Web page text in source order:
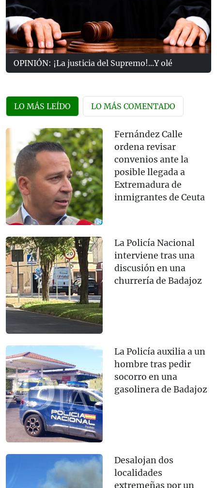
OPINIÓN: ¡La justicia del Supremo!...Y olé
LO MÁS LEÍDO LO MÁS COMENTADO
Fernández Calle
ordena revisar
convenios ante la
posible llegada a
Extremadura de
inmigrantes de Ceuta
La Policía Nacional
interviene tras una
discusión en una
churrería de Badajoz
La Policía auxilia a un
hombre tras pedir
socorro en una
gasolinera de Badajoz
Desalojan dos
localidades
extremeñas por un